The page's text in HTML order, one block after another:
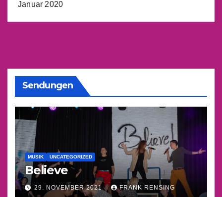
Januar 2020
Sendungen
MUSIK UNCATEGORIZED
Believe
29. NOVEMBER 2021 FRANK RENSING